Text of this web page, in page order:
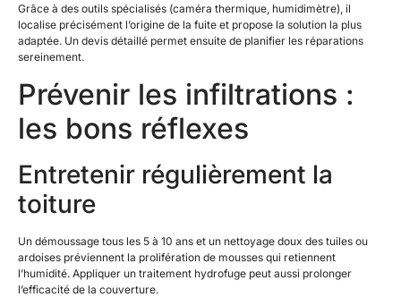
Grâce à des outils spécialisés (caméra thermique, humidimètre), il
localise précisément l’origine de la fuite et propose la solution la plus
adaptée. Un devis détaillé permet ensuite de planifier les réparations
sereinement.
Prévenir les infiltrations :
les bons réflexes
Entretenir régulièrement la
toiture
Un démoussage tous les 5 à 10 ans et un nettoyage doux des tuiles ou
ardoises préviennent la prolifération de mousses qui retiennent
l’humidité. Appliquer un traitement hydrofuge peut aussi prolonger
l’efficacité de la couverture.